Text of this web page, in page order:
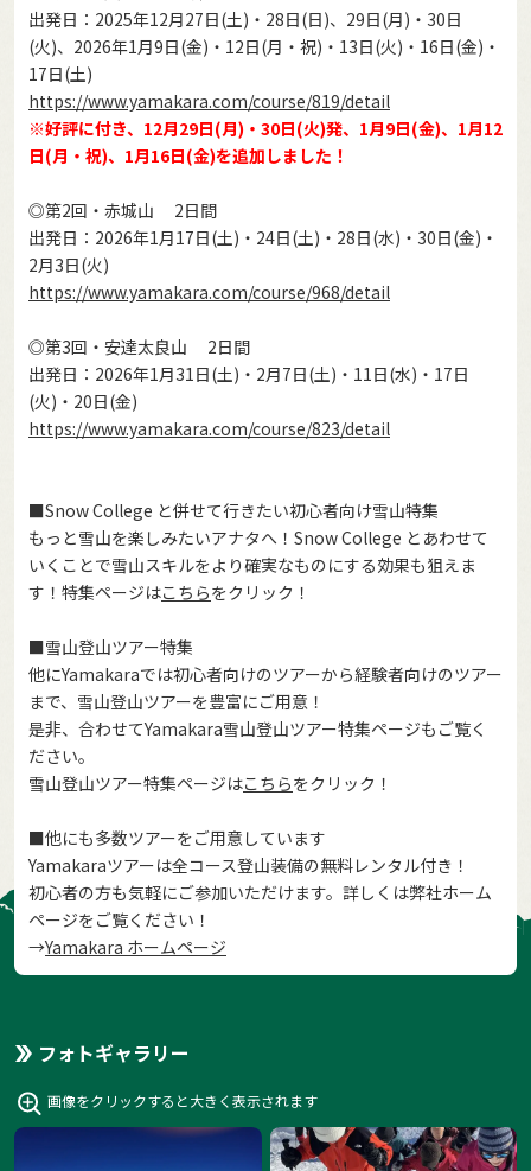
出発日：2025年12月27日(土)・28日(日)、29日(月)・30日
(火)、2026年1月9日(金)・12日(月・祝)・13日(火)・16日(金)・
17日(土)
https://www.yamakara.com/course/819/detail
※好評に付き、12月29日(月)・30日(火)発、1月9日(金)、1月12
日(月・祝)、1月16日(金)を追加しました！
◎第2回・赤城山 2日間
出発日：2026年1月17日(土)・24日(土)・28日(水)・30日(金)・
2月3日(火)
https://www.yamakara.com/course/968/detail
◎第3回・安達太良山 2日間
出発日：2026年1月31日(土)・2月7日(土)・11日(水)・17日
(火)・20日(金)
https://www.yamakara.com/course/823/detail
■Snow College と併せて行きたい初心者向け雪山特集
もっと雪山を楽しみたいアナタへ！Snow College とあわせて
いくことで雪山スキルをより確実なものにする効果も狙えま
す！特集ページはこちらをクリック！
■雪山登山ツアー特集
他にYamakaraでは初心者向けのツアーから経験者向けのツアー
まで、雪山登山ツアーを豊富にご用意！
是非、合わせてYamakara雪山登山ツアー特集ページもご覧く
ださい。
雪山登山ツアー特集ページはこちらをクリック！
■他にも多数ツアーをご用意しています
Yamakaraツアーは全コース登山装備の無料レンタル付き！
初心者の方も気軽にご参加いただけます。詳しくは弊社ホーム
ページをご覧ください！
→Yamakara ホームページ
フォトギャラリー
画像をクリックすると大きく表示されます